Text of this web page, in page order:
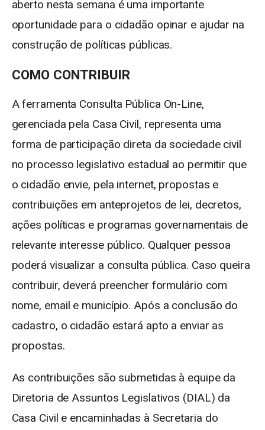
aberto nesta semana é uma importante
oportunidade para o cidadão opinar e ajudar na
construção de políticas públicas.
COMO CONTRIBUIR
A ferramenta Consulta Pública On-Line,
gerenciada pela Casa Civil, representa uma
forma de participação direta da sociedade civil
no processo legislativo estadual ao permitir que
o cidadão envie, pela internet, propostas e
contribuições em anteprojetos de lei, decretos,
ações políticas e programas governamentais de
relevante interesse público. Qualquer pessoa
poderá visualizar a consulta pública. Caso queira
contribuir, deverá preencher formulário com
nome, email e município. Após a conclusão do
cadastro, o cidadão estará apto a enviar as
propostas.
As contribuições são submetidas à equipe da
Diretoria de Assuntos Legislativos (DIAL) da
Casa Civil e encaminhadas à Secretaria do